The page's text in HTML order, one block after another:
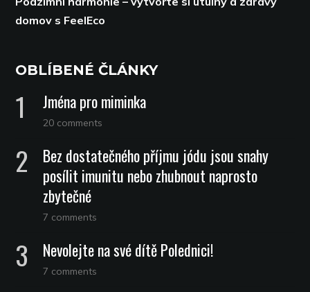
domov s FeelEco
OBLÍBENÉ ČLÁNKY
Jména pro miminka
20 comments
Bez dostatečného příjmu jódu jsou snahy
posílit imunitu nebo zhubnout naprosto
zbytečné
7 comments
Nevolejte na své dítě Polednici!
7 comments